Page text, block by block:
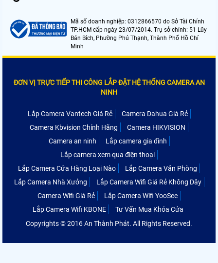
Mã số doanh nghiệp: 0312866570 do Sở Tài Chính
TP.HCM cấp ngày 23/07/2014. Trụ sở chính: 51 Lũy
Bán Bích, Phường Phú Thạnh, Thành Phố Hồ Chí
Minh
ĐƠN VỊ TRỰC TIẾP THI CÔNG LẮP ĐẶT HỆ THỐNG CAMERA AN
NINH
Lắp Camera Vantech Giá Rẻ
Camera Dahua Giá Rẻ
Camera Kbvision Chính Hãng
Camera HIKVISION
Camera an ninh
Lắp camera gia đình
Lắp camera xem qua điện thoại
Lắp Camera Cửa Hàng Loại Nào
Lắp Camera Văn Phòng
Lắp Camera Nhà Xưởng
Lắp Camera Wifi Giá Rẻ Không Dây
Camera Wifi Giá Rẻ
Lắp Camera Wifi YooSee
Lắp Camera Wifi KBONE
Tư Vấn Mua Khóa Cửa
Copyrights © 2016 An Thành Phát. All Rights Reserved.